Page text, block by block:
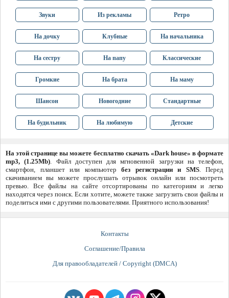
Звуки Из рекламы Ретро
На дочку Клубные На начальника
На сестру На папу Классические
Громкие На брата На маму
Шансон Новогодние Стандартные
На будильник На любимую Детские
На этой странице вы можете бесплатно скачать «Dark house» в формате
mp3, (1.25Mb). Файл доступен для мгновенной загрузки на телефон,
смартфон, планшет или компьютер без регистрации и SMS. Перед
скачиванием вы можете прослушать отрывок онлайн или посмотреть
превью. Все файлы на сайте отсортированы по категориям и легко
находятся через поиск. Если хотите, можете также загрузить свои файлы и
поделиться ими с другими пользователями. Приятного использования!
Контакты
Соглашение/Правила
Для правообладателей / Copyright (DMCA)